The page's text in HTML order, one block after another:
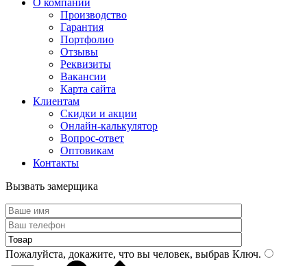
О компании
Производство
Гарантия
Портфолио
Отзывы
Реквизиты
Вакансии
Карта сайта
Клиентам
Скидки и акции
Онлайн-калькулятор
Вопрос-ответ
Оптовикам
Контакты
Вызвать замерщика
Пожалуйста, докажите, что вы человек, выбрав Ключ.